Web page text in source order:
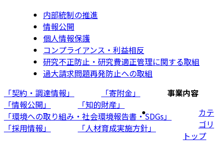
内部統制の推進
情報公開
個人情報保護
コンプライアンス・利益相反
研究不正防止・研究費適正管理に関する取組
過大請求問題再発防止への取組
「契約・調達情報」
「寄附金」
「情報公開」
「知的財産」
「環境への取り組み・社会環境報告書・SDGs」
「採用情報」
「人材育成実施方針」
事業内容
カテ
ゴリ
トップ